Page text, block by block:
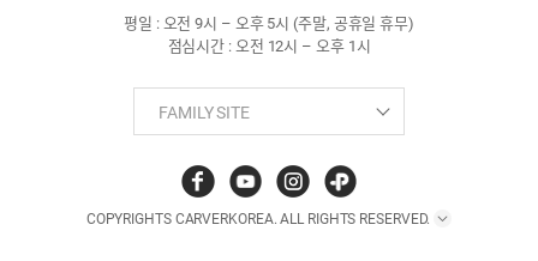
평일 : 오전 9시 – 오후 5시 (주말, 공휴일 휴무)
점심시간 : 오전 12시 – 오후 1시
COPYRIGHTS CARVERKOREA. ALL RIGHTS RESERVED.